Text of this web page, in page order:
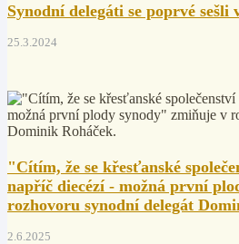
Synodní delegáti se poprvé
25.3.2024
"Cítím, že se křesťanské
napříč diecézí - možná první
rozhovoru synodní delegát
2.6.2025